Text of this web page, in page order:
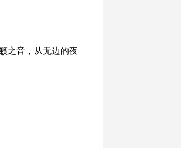
之音，从无边的夜